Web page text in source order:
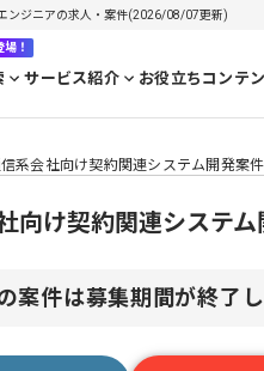
ンジニアの求人・案件(2026/08/07更新)
！
サービス紹介 お役立ちコンテ
系会社向け契約関連システム開発案件
向け契約関連システ
案件は募集期間が終了